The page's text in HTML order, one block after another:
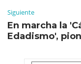
Siguiente
En marcha la
Edadismo',